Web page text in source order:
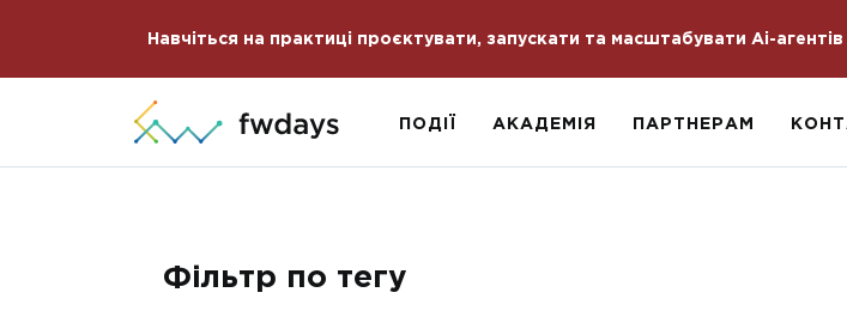
Навчіться на практиці проєктувати, запускати та масштабувати Ai-
ПОДІЇ АКАДЕМІЯ ПАРТНЕРАМ
Фільтр по тегу